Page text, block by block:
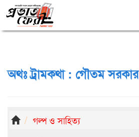
অথঃ ট্রামকথা : গৌতম সরকার
গল্প ও সাহিত্য